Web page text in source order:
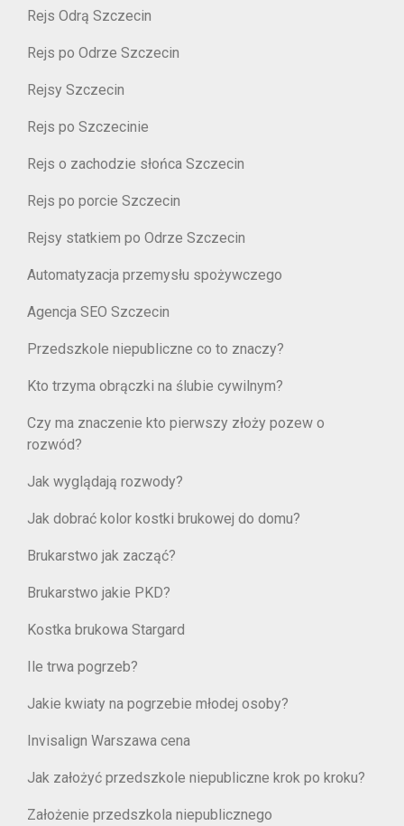
Rejs Odrą Szczecin
Rejs po Odrze Szczecin
Rejsy Szczecin
Rejs po Szczecinie
Rejs o zachodzie słońca Szczecin
Rejs po porcie Szczecin
Rejsy statkiem po Odrze Szczecin
Automatyzacja przemysłu spożywczego
Agencja SEO Szczecin
Przedszkole niepubliczne co to znaczy?
Kto trzyma obrączki na ślubie cywilnym?
Czy ma znaczenie kto pierwszy złoży pozew o
rozwód?
Jak wyglądają rozwody?
Jak dobrać kolor kostki brukowej do domu?
Brukarstwo jak zacząć?
Brukarstwo jakie PKD?
Kostka brukowa Stargard
Ile trwa pogrzeb?
Jakie kwiaty na pogrzebie młodej osoby?
Invisalign Warszawa cena
Jak założyć przedszkole niepubliczne krok po kroku?
Założenie przedszkola niepublicznego